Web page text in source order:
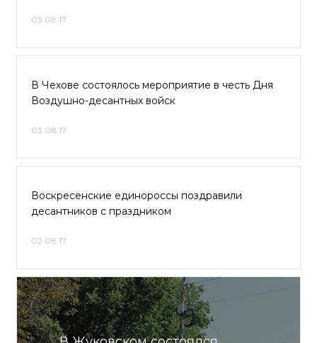
03.08.17
В Чехове состоялось мероприятие в честь Дня
Воздушно-десантных войск
03.08.17
Воскресенские единороссы поздравили
десантников с праздником
02.08.17